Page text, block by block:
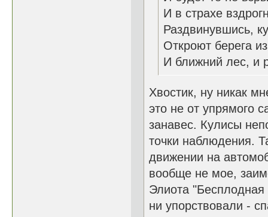
И в страхе
Раздвинувшись,
Откроют берега
И ближний лес, и
Хвостик, ну никак
это не от упрямого
занавес. Кулисы
точки наблюдения.
движении на
вообще не мое,
Элиота
ни упорствовали -